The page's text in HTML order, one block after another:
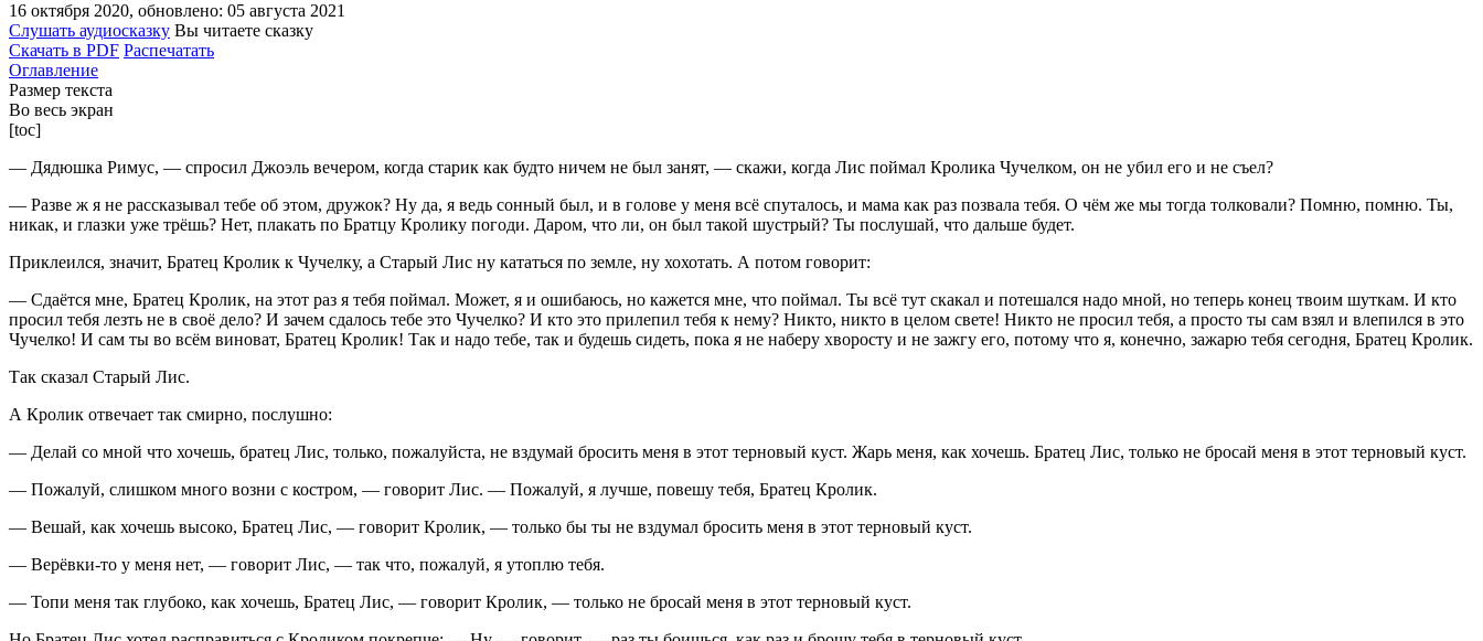
16 октября 2020, обновлено: 05 августа 2021
Слушать аудиосказку Вы читаете сказку
Скачать в PDF Распечатать
Оглавление
Размер текста
Во весь экран
[toc]
— Дядюшка Римус, — спросил Джоэль вечером, когда старик как будто ничем не был занят, — скажи, когда Лис поймал Кролика Чучелком, он не убил его и не съел?
— Разве ж я не рассказывал тебе об этом, дружок? Ну да, я ведь сонный был, и в голове у меня всё спуталось, и мама как раз позвала тебя. О чём же мы тогда толковали? Помню, помню. Ты,
никак, и глазки уже трёшь? Нет, плакать по Братцу Кролику погоди. Даром, что ли, он был такой шустрый? Ты послушай, что дальше будет.
Приклеился, значит, Братец Кролик к Чучелку, а Старый Лис ну кататься по земле, ну хохотать. А потом говорит:
— Сдаётся мне, Братец Кролик, на этот раз я тебя поймал. Может, я и ошибаюсь, но кажется мне, что поймал. Ты всё тут скакал и потешался надо мной, но теперь конец твоим шуткам. И кто
просил тебя лезть не в своё дело? И зачем сдалось тебе это Чучелко? И кто это прилепил тебя к нему? Никто, никто в целом свете! Никто не просил тебя, а просто ты сам взял и влепился в это
Чучелко! И сам ты во всём виноват, Братец Кролик! Так и надо тебе, так и будешь сидеть, пока я не наберу хворосту и не зажгу его, потому что я, конечно, зажарю тебя сегодня, Братец Кролик.
Так сказал Старый Лис.
А Кролик отвечает так смирно, послушно:
— Делай со мной что хочешь, братец Лис, только, пожалуйста, не вздумай бросить меня в этот терновый куст. Жарь меня, как хочешь. Братец Лис, только не бросай меня в этот терновый куст.
— Пожалуй, слишком много возни с костром, — говорит Лис. — Пожалуй, я лучше, повешу тебя, Братец Кролик.
— Вешай, как хочешь высоко, Братец Лис, — говорит Кролик, — только бы ты не вздумал бросить меня в этот терновый куст.
— Верёвки-то у меня нет, — говорит Лис, — так что, пожалуй, я утоплю тебя.
— Топи меня так глубоко, как хочешь, Братец Лис, — говорит Кролик, — только не бросай меня в этот терновый куст.